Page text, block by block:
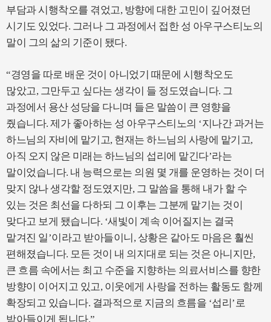
부담과 시행착오를 겪었고, 방향에 대한 고민이 깊어졌던
시기도 있었다. 그러나 그 과정에서 접한 성 아우구스티노의
말이 그의 삶의 기준이 됐다.
“경영을 따로 배운 것이 아니었기 때문에 시행착오도
많았고, 그만두고 싶다는 생각이 들 정도였습니다. 그
과정에서 용산 성당을 다니며 들은 말씀이 큰 영향을
줬습니다. 제가 좋아하는 성 아우구스티노의 ‘지나간 과거는
하느님의 자비에 맡기고, 현재는 하느님의 사랑에 맡기고,
아직 오지 않은 미래는 하느님의 섭리에 맡긴다’라는
말이었습니다. 내 능력으로는 의원 몇 개를 운영하는 것이 더
맞지 않나 생각할 정도였지만, 그 말씀을 통해 내가 할 수
있는 것은 최선을 다하되 그 이후는 그분께 맡기는 것이
맞다고 보게 됐습니다. ‘새빛이 계속 이어질지는 결국
맡겨진 일’이라고 받아들이니, 상황은 같아도 마음은 훨씬
편해졌습니다. 모든 것이 내 의지대로 되는 것은 아니지만,
큰 흐름 속에서는 최고 수준을 지향하는 의료서비스를 향한
방향이 이어지고 있고, 이웃에게 사랑을 전하는 활동도 함께
확장되고 있습니다. 결과적으로 지금의 흐름을 ‘섭리’로
받아들이게 됩니다.”